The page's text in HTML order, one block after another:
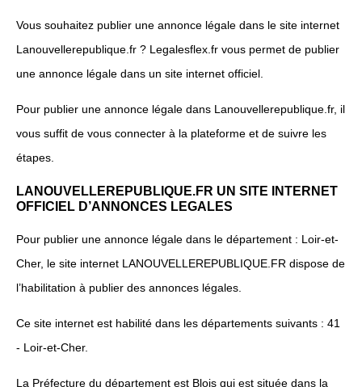
Vous souhaitez publier une annonce légale dans le site internet
Lanouvellerepublique.fr ? Legalesflex.fr vous permet de publier
une annonce légale dans un site internet officiel.
Pour publier une annonce légale dans Lanouvellerepublique.fr, il
vous suffit de vous connecter à la plateforme et de suivre les
étapes.
LANOUVELLEREPUBLIQUE.FR UN SITE INTERNET
OFFICIEL D’ANNONCES LEGALES
Pour publier une annonce légale dans le département : Loir-et-
Cher, le site internet LANOUVELLEREPUBLIQUE.FR dispose de
l’habilitation à publier des annonces légales.
Ce site internet est habilité dans les départements suivants : 41
- Loir-et-Cher.
La Préfecture du département est Blois qui est située dans la